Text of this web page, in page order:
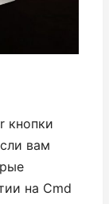
кнопки
вам
на Cmd